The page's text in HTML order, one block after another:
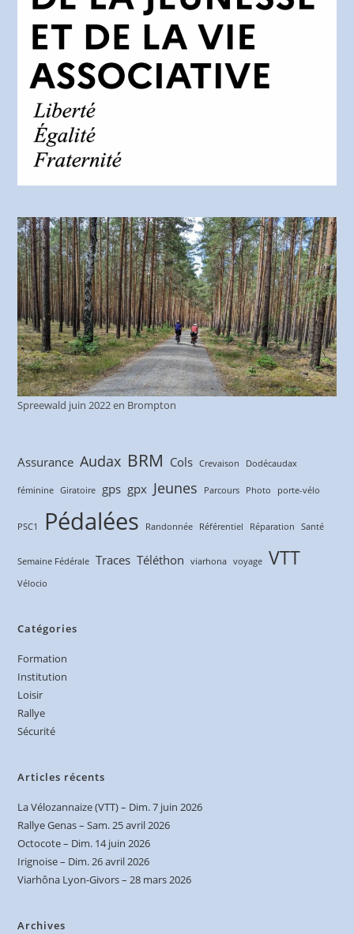
Spreewald juin 2022 en Brompton
Assurance Audax BRM Cols Crevaison Dodécaudax
féminine Giratoire gps gpx Jeunes Parcours Photo porte-vélo
PSC1 Pédalées Randonnée Référentiel Réparation Santé
Semaine Fédérale Traces Téléthon viarhona voyage VTT
Vélocio
Catégories
Formation
Institution
Loisir
Rallye
Sécurité
Articles récents
La Vélozannaize (VTT) – Dim. 7 juin 2026
Rallye Genas – Sam. 25 avril 2026
Octocote – Dim. 14 juin 2026
Irignoise – Dim. 26 avril 2026
Viarhôna Lyon-Givors – 28 mars 2026
Archives